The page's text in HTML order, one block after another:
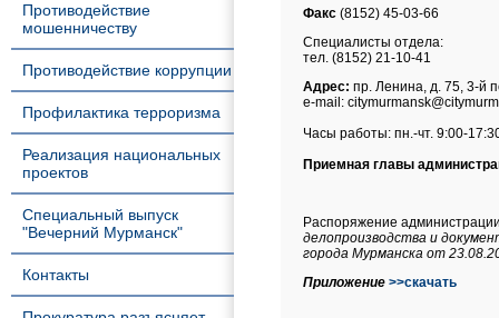
Противодействие
мошенничеству
Противодействие коррупции
Профилактика терроризма
Реализация национальных
проектов
Специальный выпуск
"Вечерний Мурманск"
Контакты
Факс (8152) 45-03-66
Специалисты отдела:
тел. (8152) 21-10-41
Адрес: пр. Ленина, д. 75, 3-й
e-mail:
Часы работы: пн.-чт. 9:00-
Приемная главы
Распоряжение
делопроизводства и
города Мурманска от
Приложение >>скачать